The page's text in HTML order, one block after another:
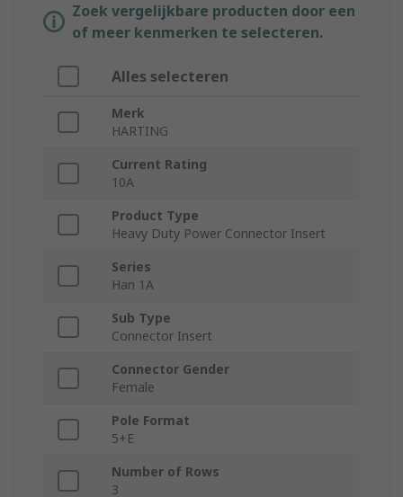
Zoek vergelijkbare producten door een
of meer kenmerken te selecteren.
Alles selecteren
Merk
HARTING
Current Rating
10A
Product Type
Heavy Duty Power Connector Insert
Series
Han 1A
Sub Type
Connector Insert
Connector Gender
Female
Pole Format
5+E
Number of Rows
3